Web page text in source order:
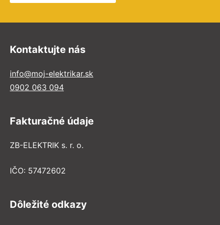
Kontaktujte nás
info@moj-elektrikar.sk
0902 063 094
Fakturačné údaje
ZB-ELEKTRIK s. r. o.
IČO: 57472602
Dôležité odkazy